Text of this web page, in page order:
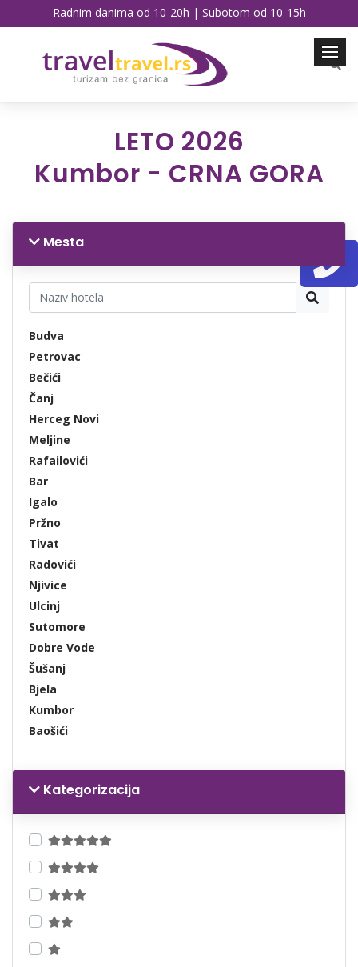
Radnim danima od 10-20h | Subotom od 10-15h
LETO 2026
Kumbor - CRNA GORA
Mesta
Budva
Petrovac
Bečići
Čanj
Herceg Novi
Meljine
Rafailovići
Bar
Igalo
Pržno
Tivat
Radovići
Njivice
Ulcinj
Sutomore
Dobre Vode
Šušanj
Bjela
Kumbor
Baošići
Kategorizacija